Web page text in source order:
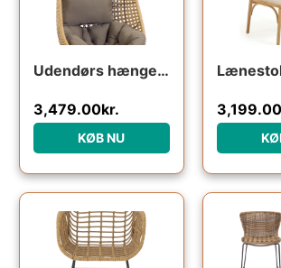
Udendørs hængestol Kave Home Cira flettet polyrattan natur/grøn med pude vejrbestandig
3,479.00kr.
KØB NU
3,199.00
Den